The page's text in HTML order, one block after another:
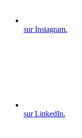
sur Instagram.
sur LinkedIn.